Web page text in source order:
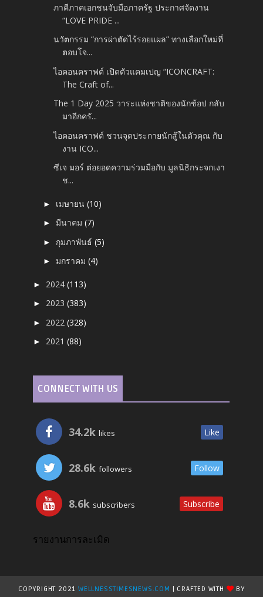
ภาคีภาคเอกชนจับมือภาครัฐ ประกาศจัดงาน
“LOVE PRIDE ...
นวัตกรรม “การผ่าตัดไร้รอยแผล” ทางเลือกใหม่ที่
ตอบโจ...
ไอคอนคราฟต์ เปิดตัวแคมเปญ “ICONCRAFT:
The Craft of...
The 1 Day 2025 วาระแห่งชาติของนักช้อป กลับ
มาอีกครั...
ไอคอนคราฟต์ ชวนจุดประกายนักสู้ในตัวคุณ กับ
งาน ICO...
ซีเจ มอร์ ต่อยอดความร่วมมือกับ มูลนิธิกระจกเงา
ช...
► เมษายน(10)
► มีนาคม(7)
► กุมภาพันธ์(5)
► มกราคม(4)
► 2024(113)
► 2023(383)
► 2022(328)
► 2021(88)
CONNECT WITH US
34.2k likes Like
28.6k followers Follow
8.6k subscribers Subscribe
รายงานการละเมิด
COPYRIGHT 2021WELLNESSTIMESNEWS.COM | CRAFTED WITH BY